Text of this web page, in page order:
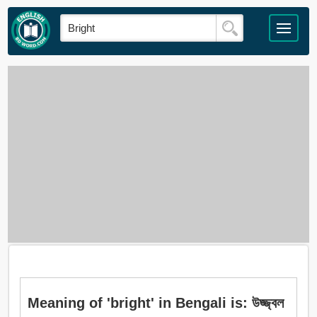
Meaning of 'bright' in Bengali is: উজ্জ্বল